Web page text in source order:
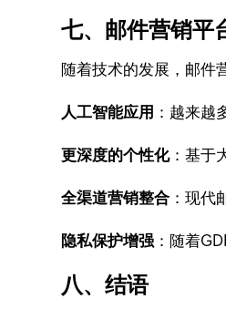
七、邮件营销平
随着技术的发展，邮件
人工智能应用 ：越来越
更深度的个性化：基于
全渠道营销整合 ：现代
隐私保护增强 ：随着
八、结语